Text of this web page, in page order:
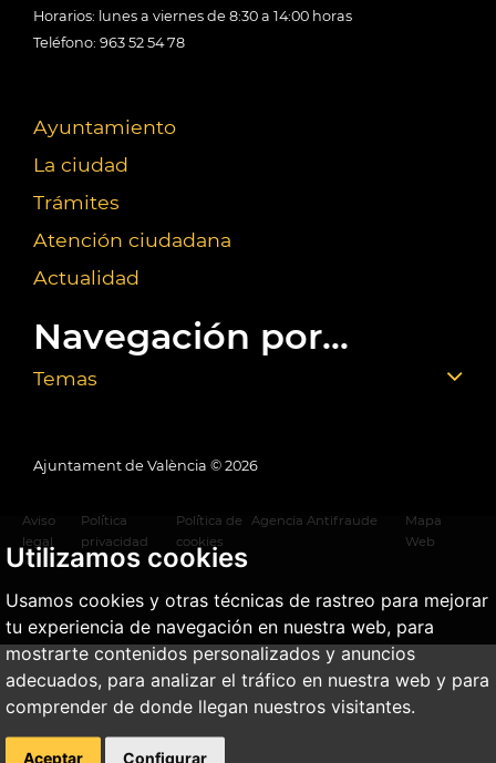
Utilizamos cookies
Usamos cookies y otras técnicas de rastreo para mejorar
tu experiencia de navegación en nuestra web, para
mostrarte contenidos personalizados y anuncios
adecuados, para analizar el tráfico en nuestra web y para
comprender de donde llegan nuestros visitantes.
Aceptar Configurar
Horarios: lunes a viernes de 8:30 a 14:00 horas
Teléfono: 963 52 54 78
Ayuntamiento
La ciudad
Trámites
Atención ciudadana
Actualidad
Navegación por...
Temas
Ajuntament de València © 2026
Aviso
legal
Política
privacidad
Política de
cookies
Agencia Antifraude
Mapa
Web